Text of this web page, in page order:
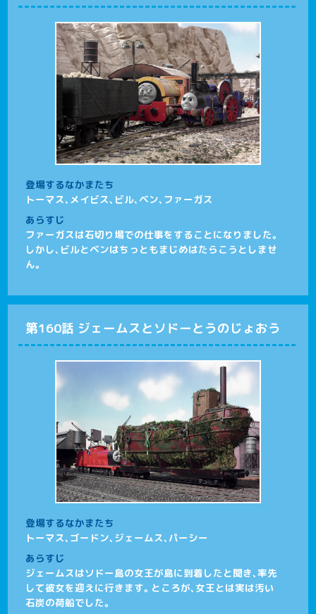
登場するなかまたち
トーマス、メイビス、ビル、ベン、ファーガス
あらすじ
ファーガスは石切り場での仕事をすることになりました。
しかし、ビルとベンはちっともまじめはたらこうとしませ
ん。
第160話 ジェームスとソドーとうのじょおう
登場するなかまたち
トーマス、ゴードン、ジェームス、パーシー
あらすじ
ジェームスはソドー島の女王が島に到着したと聞き、率先
して彼女を迎えに行きます。ところが、女王とは実は汚い
石炭の荷船でした。